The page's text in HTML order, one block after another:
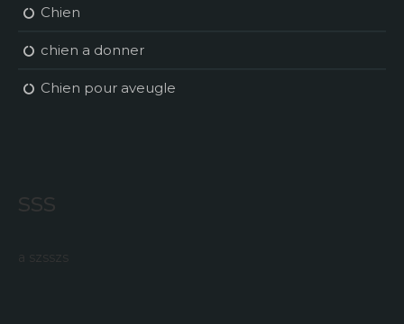
Chien
chien a donner
Chien pour aveugle
sss
a szsszs